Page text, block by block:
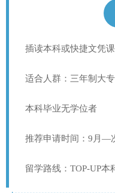
插读本科或快捷文凭
适合人群：三年制大
本科毕业无学位者
推荐申请时间：9月—
留学路线：TOP-UP本